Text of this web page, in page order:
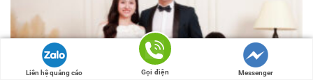
Liên hệ quảng cáo Gọi điện Messenger